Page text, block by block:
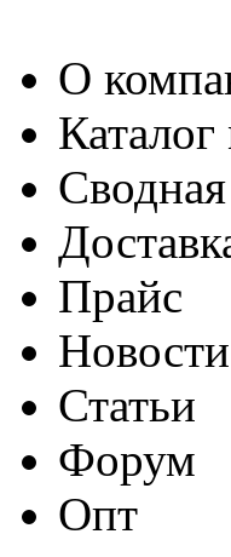
О
Прайс
Новости
Статьи
Форум
Опт